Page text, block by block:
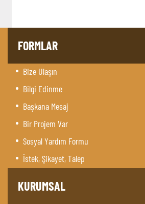
FORMLAR
Bize Ulaşın
Bilgi Edinme
Başkana Mesaj
Bir Projem Var
Sosyal Yardım Formu
İstek, Şikayet, Talep
KURUMSAL